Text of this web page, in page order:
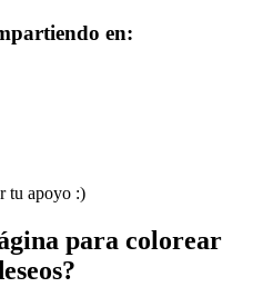
en:
tu apoyo :)
para colorear